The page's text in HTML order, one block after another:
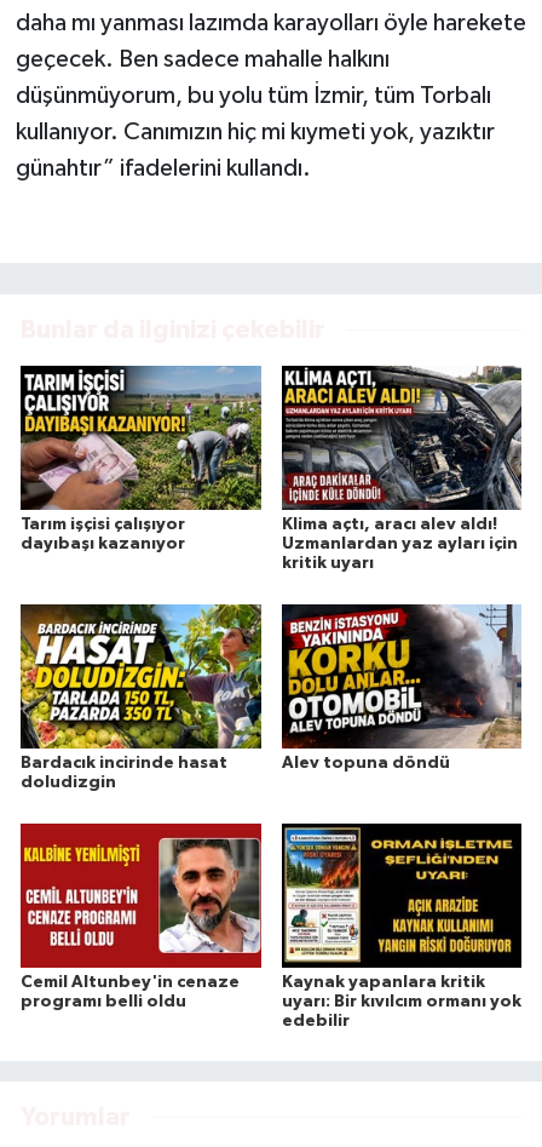
daha mı yanması lazımda karayolları öyle harekete
geçecek. Ben sadece mahalle halkını
düşünmüyorum, bu yolu tüm İzmir, tüm Torbalı
kullanıyor. Canımızın hiç mi kıymeti yok, yazıktır
günahtır” ifadelerini kullandı.
Tarım işçisi çalışıyor
dayıbaşı kazanıyor
Klima açtı, aracı alev aldı!
Uzmanlardan yaz ayları için
kritik uyarı
Bardacık incirinde hasat
doludizgin
Alev topuna döndü
Cemil Altunbey'in cenaze
programı belli oldu
Kaynak yapanlara kritik
uyarı: Bir kıvılcım ormanı yok
edebilir